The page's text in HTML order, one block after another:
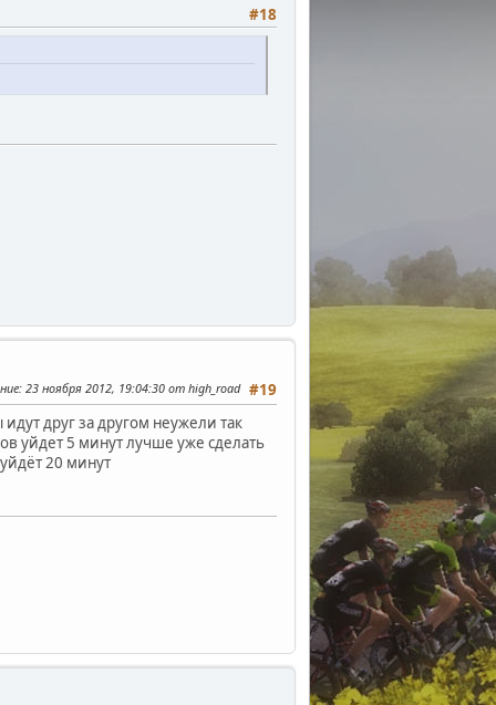
#18
#19
: 23 ноября 2012, 19:04:30 от high_road
друг за другом неужели так
уйдет 5 минут лучше уже сделать
20 минут